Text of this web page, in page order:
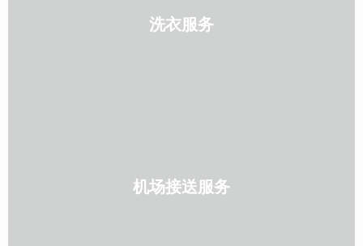
洗衣服务
机场接送服务